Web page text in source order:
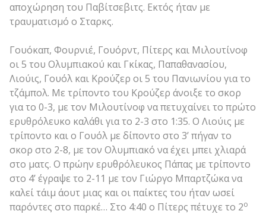
αποχώρηση του Παβίτσεβιτς. Εκτός ήταν με
τραυματισμό ο Σταρκς.
Γουόκαπ, Φουρνιέ, Γουόρντ, Πίτερς και Μιλουτίνοφ
οι 5 του Ολυμπιακού και Γκίκας, Παπαθανασίου,
Λιούις, Γουόλ και Κρούζερ οι 5 του Πανιωνίου για το
τζάμπολ. Με τρίποντο του Κρούζερ άνοιξε το σκορ
για το 0-3, με τον Μιλουτίνοφ να πετυχαίνει το πρώτο
ερυθρόλευκο καλάθι για το 2-3 στο 1:35. Ο Λιούις με
τρίποντο και ο Γουόλ με δίποντο στο 3’ πήγαν το
σκορ στο 2-8, με τον Ολυμπιακό να έχει μπει χλιαρά
στο ματς. Ο πρώην ερυθρόλευκος Πάπας με τρίποντο
στο 4’ έγραψε το 2-11 με τον Γιώργο Μπαρτζώκα να
καλεί τάιμ άουτ μιας και οι παίκτες του ήταν ωσεί
παρόντες στο παρκέ… Στο 4:40 ο Πίτερς πέτυχε το 2ο